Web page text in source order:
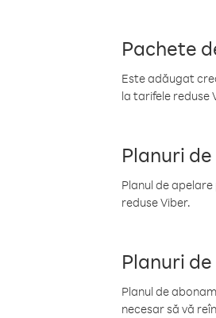
Pachete
Este adăugat
la tarifele reduse
Planuri
Planul de
reduse Viber.
Planuri
Planul de
necesar să vă